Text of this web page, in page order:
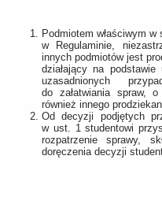
Podmiotem właściwym
w Regulaminie,
innych podmiotów jest
działający na
uzasadnionych
do załatwiania spraw,
również innego
Od decyzji podjętych
w ust. 1 studentowi
rozpatrzenie sprawy,
doręczenia decyzji